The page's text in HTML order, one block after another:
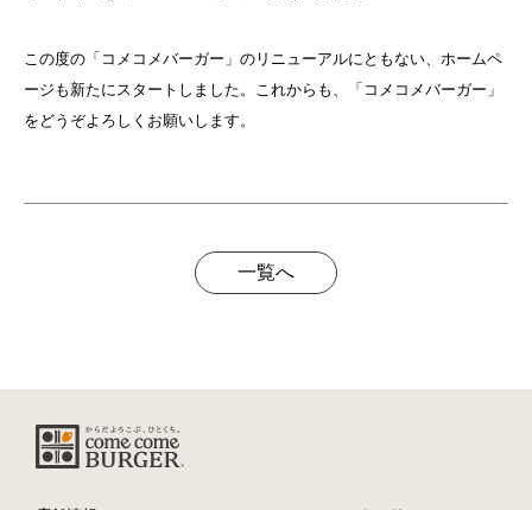
この度の「コメコメバーガー」のリニューアルにともない、ホームペ
ージも新たにスタートしました。これからも、「コメコメバーガー」
をどうぞよろしくお願いします。
一覧へ